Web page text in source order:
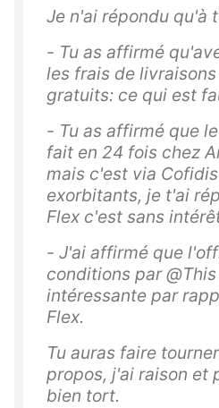
Je n'ai répondu qu'à
- Tu as affirmé
les frais de
gratuits: ce qui est
- Tu as affirmé que
fait en 24 fois chez
mais c'est via
exorbitants, je t'ai
Flex c'est sans
- J'ai affirmé que
conditions par
intéressante par
Flex.
Tu auras faire
propos, j'ai raison et
bien tort.